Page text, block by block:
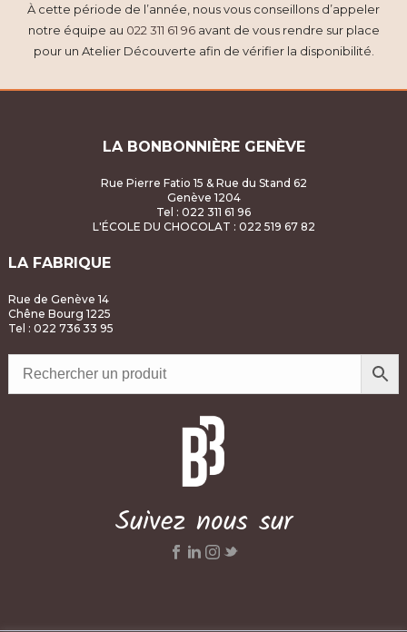
À cette période de l’année, nous vous conseillons d’appeler
notre équipe au 022 311 61 96avant de vous rendre sur place
pour un Atelier Découverte afin de vérifier la disponibilité.
LA BONBONNIÈRE GENÈVE
Rue Pierre Fatio 15 & Rue du Stand 62
Genève 1204
Tel : 022 311 61 96
L'ÉCOLE DU CHOCOLAT : 022 519 67 82
LA FABRIQUE
Rue de Genève 14
Chêne Bourg 1225
Tel : 022 736 33 95
Suivez nous sur